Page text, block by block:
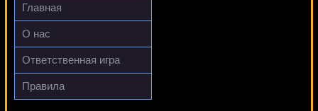
Panamer***
Главная
О нас
Ответственная игра
Правила
Win Wizard